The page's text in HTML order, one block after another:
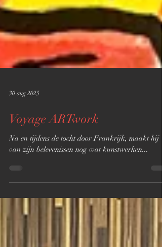
Voyage ARTwork
Na en tijdens de tocht door Frankrijk, maakt hij